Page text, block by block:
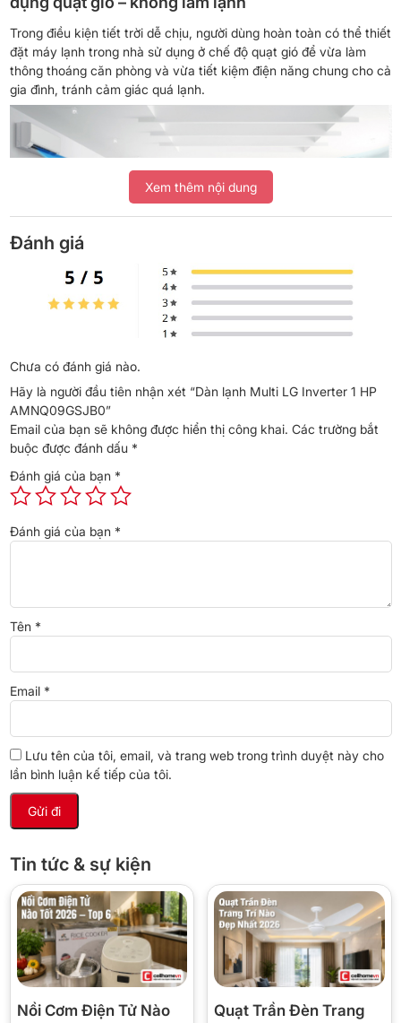
Trong điều kiện tiết trời dễ chịu, người dùng hoàn toàn có thể thiết
đặt máy lạnh trong nhà sử dụng ở chế độ quạt gió để vừa làm
thông thoáng căn phòng và vừa tiết kiệm điện năng chung cho cả
gia đình, tránh cảm giác quá lạnh.
*Hình ảnh chỉ mang tính chất minh họa
Hẹn giờ bật tắt máy lạnh tiện lợi không cần phải
thức giấc để tắt máy lạnh
Nhờ vào tính năng hẹn giờ, người dùng có thể tùy ý chỉnh thời
gian chạy hoặc dừngmáy lạnhtheo nhu cầu, vô cùng tiện lợi khi
người dùng đang ngủ vào buổi tối, máy sẽ theo thời gian đã đặt và
tự động tắt,không cần phải thức giấc để tắt máy lạnh
Tự khởi động lại khi mất điện đột ngột
Khi gặp sự cố chập điện, mất điện,
thông số mà người dùng đã cài trước đó
hẹn giờ mở/tắt… Khi có điện máy sẽ
chỉnh lại các cài đặt.
Xem thêm nội dung
Đánh giá
Chưa có đánh giá nào.
Hãy là người đầu tiên nhận xét “Dàn lạnh Multi LG Inverter 1 HP
AMNQ09GSJB0”
Email của bạn sẽ không được hiển thị công khai. Các trường bắt
buộc được đánh dấu *
Đánh giá của bạn *
Đánh giá của bạn *
Tên *
Email *
Lưu tên của tôi, email, và trang web trong trình duyệt này cho
lần bình luận kế tiếp của tôi.
Tin tức & sự kiện
Nồi Cơm Điện Tử Nào
Quạt Trần Đèn Trang